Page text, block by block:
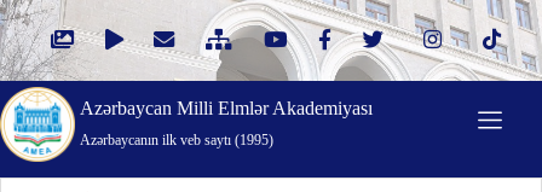
Azərbaycan Milli Elmlər Akademiyası
Azərbaycanın ilk veb saytı (1995)